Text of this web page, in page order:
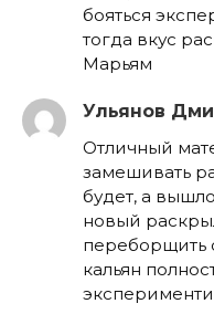
бояться
тогда вкус
Марьям
Ульянов
Отличный
замешивать
будет, а
новый
переборщить
кальян